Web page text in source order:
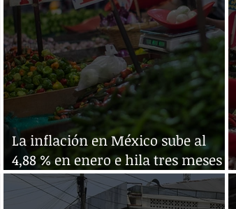
La inflación en México sube al
4,88 % en enero e hila tres meses
al alza